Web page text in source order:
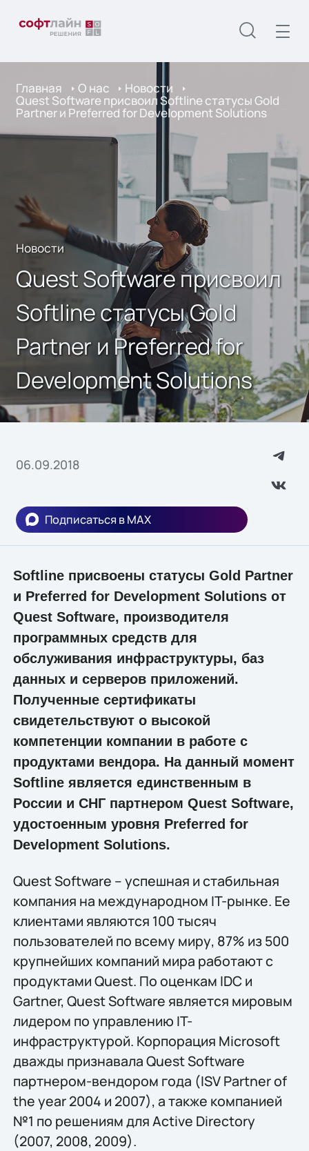
Главная О нас Новости
Quest Software присвоил Softline статусы Gold
Partner и Preferred for Development Solutions
Новости
Quest Software присвоил
Softline статусы Gold
Partner и Preferred for
Development Solutions
06.09.2018
Подписаться в MAX
Softline присвоены статусы Gold Partner
и Preferred for Development Solutions от
Quest Software, производителя
программных средств для
обслуживания инфраструктуры, баз
данных и серверов приложений.
Полученные сертификаты
свидетельствуют о высокой
компетенции компании в работе с
продуктами вендора. На данный момент
Softline является единственным в
России и СНГ партнером Quest Software,
удостоенным уровня Preferred for
Development Solutions.
Quest Software – успешная и стабильная
компания на международном IT-рынке. Ее
клиентами являются 100 тысяч
пользователей по всему миру, 87% из 500
крупнейших компаний мира работают с
продуктами Quest. По оценкам IDC и
Gartner, Quest Software является мировым
лидером по управлению IT-
инфраструктурой. Корпорация Microsoft
дважды признавала Quest Software
партнером-вендором года (ISV Partner of
the year 2004 и 2007), а также компанией
№1 по решениям для Active Directory
(2007, 2008, 2009).